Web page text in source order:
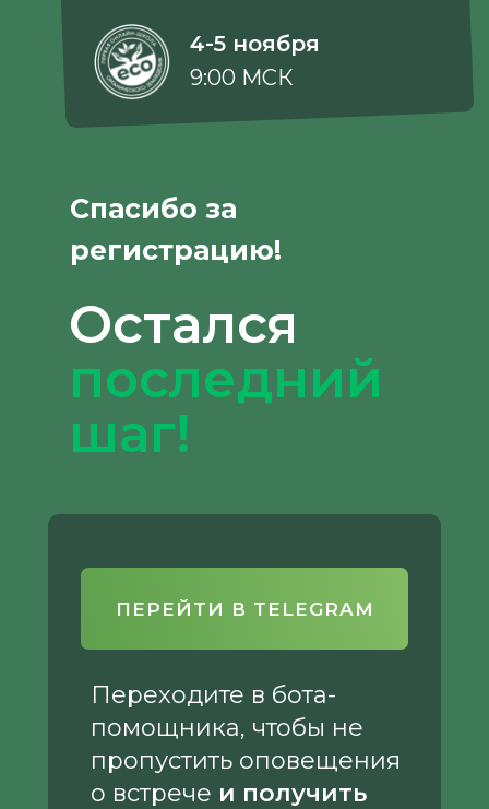
4-5 ноября
9:00 МСК
Спасибо за
регистрацию!
Остался
последний
шаг!
Переходите в бота-
помощника, чтобы не
пропустить оповещения
о встрече и получить
ПЕРЕЙТИ В TELEGRAM